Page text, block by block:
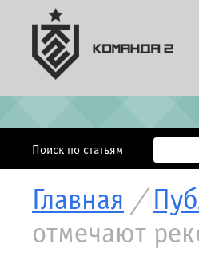
Поиск по статьям
Главная /
отмечают